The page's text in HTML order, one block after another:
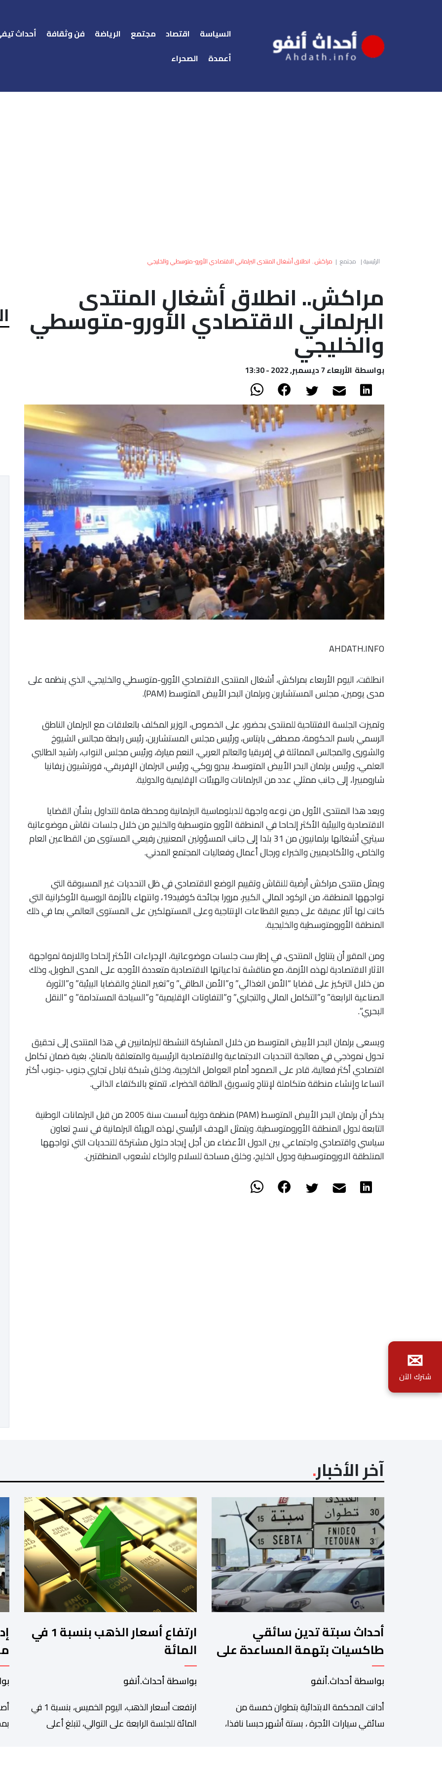
السياسة اقتصاد مجتمع الرياضة فن وثقافة أحداث
أعمدة
الصحراء
الرئيسية| مجتمع | مراكش.. انطلاق أشغال المنتدى البرلماني الاقتصادي الأورو-متوسطي والخليجي
مراكش.. انطلاق أشغال المنتدى
البرلماني الاقتصادي الأورو-متوسطي
والخليجي
بواسطة الأربعاء 7 ديسمبر, 2022 - 13:30
AHDATH.INFO
انطلقت، اليوم الأربعاء بمراكش، أشغال المنتدى الاقتصادي الأورو-متوسطي والخليجي، الذي ينظمه على
مدى يومين، مجلس المستشارين وبرلمان البحر الأبيض المتوسط (PAM).
وتميزت الجلسة الافتتاحية للمنتدى بحضور، على الخصوص، الوزير المكلف بالعلاقات مع البرلمان الناطق
الرسمي باسم الحكومة، مصطفى بايتاس، ورئيس مجلس المستشارين، رئيس رابطة مجالس الشيوخ
والشورى والمجالس المماثلة في إفريقيا والعالم العربي، النعم ميارة، ورئيس مجلس النواب، راشيد الطالبي
العلمي، ورئيس برلمان البحر الأبيض المتوسط، بيدرو روكي، ورئيس البرلمان الإفريقي، فورتشيون زيفانيا
شارومبيرا، إلى جانب ممثلي عدد من البرلمانات والهيئات الإقليمية والدولية.
ويعد هذا المنتدى الأول من نوعه واجهة للدبلوماسية البرلمانية ومحطة هامة للتداول بشأن القضايا
الاقتصادية والبيئية الأكثر إلحاحا في المنطقة الأورو متوسطية والخليج من خلال جلسات نقاش موضوعاتية
سيثري أشغالها برلمانيون من 31 بلدا إلى جانب المسؤولين المعنيين رفيعي المستوى من القطاعين العام
والخاص، والأكاديميين والخبراء ورجال أعمال وفعاليات المجتمع المدني.
ويمثل منتدى مراكش أرضية للنقاش وتقييم الوضع الاقتصادي في ظل التحديات غير المسبوقة التي
تواجهها المنطقة، من الركود المالي الكبير، مرورا بجائحة كوفيد19، وانتهاء بالأزمة الروسية الأوكرانية التي
كانت لها آثار عميقة على جميع القطاعات الإنتاجية وعلى المستهلكين على المستوى العالمي بما في ذلك
المنطقة الأورومتوسطية والخليجية.
ومن المقرر أن يتناول المنتدى، في إطار ست جلسات موضوعاتية، الإجراءات الأكثر إلحاحا واللازمة لمواجهة
الآثار الاقتصادية لهذه الأزمة، مع مناقشة تداعياتها الاقتصادية متعددة الأوجه على المدى الطويل، وذلك
من خلال التركيز على قضايا “الأمن الغذائي” و”الأمن الطاقي” و”تغير المناخ والقضايا البيئية” و”الثورة
الصناعية الرابعة” و”التكامل المالي والتجاري” و”التفاوتات الإقليمية” و”السياحة المستدامة” و “النقل
البحري”.
ويسعى برلمان البحر الأبيض المتوسط من خلال المشاركة النشطة للبرلمانيين في هذا المنتدى إلى تحقيق
تحول نموذجي في معالجة التحديات الاجتماعية والاقتصادية الرئيسية والمتعلقة بالمناخ، بغية ضمان تكامل
اقتصادي أكثر فعالية، قادر على الصمود أمام العوامل الخارجية، وخلق شبكة تبادل تجاري جنوب -جنوب أكثر
اتساعا وإنشاء منطقة متكاملة لإنتاج وتسويق الطاقة الخضراء، تتمتع بالاكتفاء الذاتي.
يذكر أن برلمان البحر الأبيض المتوسط (PAM) منظمة دولية أسست سنة 2005 من قبل البرلمانات الوطنية
التابعة لدول المنطقة الأورومتوسطية. ويتمثل الهدف الرئيسي لهذه الهيئة البرلمانية في نسج تعاون
سياسي واقتصادي واجتماعي بين الدول الأعضاء من أجل إيجاد حلول مشتركة للتحديات التي تواجهها
المنلطقة الاورومتوسطية ودول الخليج، وخلق مساحة للسلام والرخاء لشعوب المنطقتين.
آخر الأخبار
أحداث سبتة تدين سائقي
طاكسيات بتهمة المساعدة على
الهجرة غير النظامية
بواسطة أحداث.أنفو
أدانت المحكمة الابتدائية بتطوان خمسة من
سائقي سيارات الأجرة ، بستة أشهر حبسا نافذا،
ارتفاع أسعار الذهب بنسبة 1 في
المائة
بواسطة أحداث.أنفو
ارتفعت أسعار الذهب، اليوم الخميس، بنسبة 1 في
المائة للجلسة الرابعة على التوالي، لتبلغ أعلى
✉
شترك الآن